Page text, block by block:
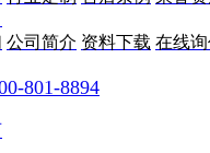
公司简介 资料下载 在线
801-8894